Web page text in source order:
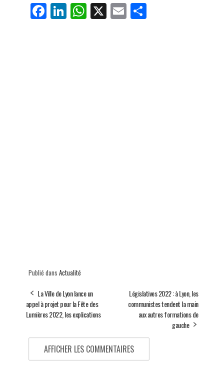
Fa
ce
Li
nk
W
ha
X E
m
Pa
rt
Publié dans Actualité
La Ville de Lyon lance un
appel à projet pour la Fête des
Lumières 2022, les explications
Législatives 2022 : à Lyon, les
communistes tendent la main
aux autres formations de
gauche
AFFICHER LES COMMENTAIRES